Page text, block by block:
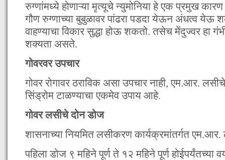
रुग्णांमध्ये होणाऱ्या मृत्यूचे न्युमोनिया हे एक प्रमुख
गौण रुग्णाच्या बुबुळावर पांढरा पडदा येऊन अंधत्व येऊ
वाहण्याचा विकार सुद्धा होऊ शकतो. तसेच मेंदुज्वर हा
शक्यता असते.
गोवरवर उपचार
गोवर रोगावर ठराविक असा उपचार नाही, एम.आर.
सिंड्रोम टाळण्याचा एकमेव उपाय आहे.
गोवर लसीचे दोन डोज
शासनाच्या नियमित लसीकरण कार्यक्रमांतर्गत
पहिला डोज ९ महिने पूर्ण ते १२ महिने पूर्ण होईपर्यंतच्या